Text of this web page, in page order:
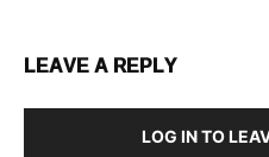
LEAVE A REPLY
LOG IN TO